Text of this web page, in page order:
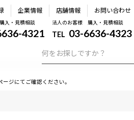
企業情報 店舗情報 お問い合わせ
入・見積相談
4321
法人のお客様 購入・見積相談
TEL 03-6636-4323
ジにてご確認ください。